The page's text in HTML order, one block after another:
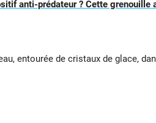
anti-prédateur ? Cette grenouille
entourée de cristaux de glace,